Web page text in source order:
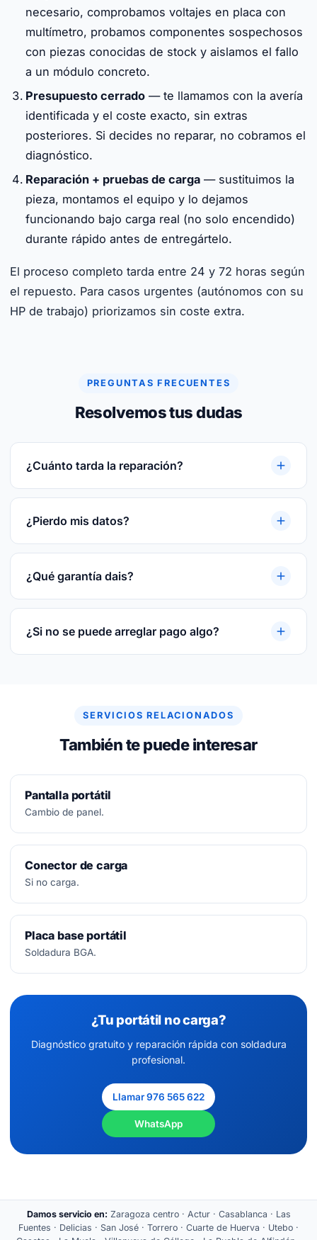
necesario, comprobamos voltajes en placa con
multímetro, probamos componentes sospechosos
con piezas conocidas de stock y aislamos el fallo
a un módulo concreto.
Presupuesto cerrado — te llamamos con la avería
identificada y el coste exacto, sin extras
posteriores. Si decides no reparar, no cobramos el
diagnóstico.
Reparación + pruebas de carga — sustituimos la
pieza, montamos el equipo y lo dejamos
funcionando bajo carga real (no solo encendido)
durante rápido antes de entregártelo.
El proceso completo tarda entre 24 y 72 horas según
el repuesto. Para casos urgentes (autónomos con su
HP de trabajo) priorizamos sin coste extra.
PREGUNTAS FRECUENTES
Resolvemos tus dudas
¿Cuánto tarda la reparación?
Reparaciones rápidas. Te damos plazo cerrado
tras el diagnóstico gratuito. Te damos plazo
¿Pierdo mis datos?
En la mayoría de las reparaciones, no. Si hay
riesgo te avisamos antes y hacemos backup
¿Qué garantía dais?
3 meses por escrito sobre la pieza reparada o
sustituida y sobre la mano de obra.
¿Si no se puede arreglar pago algo?
SERVICIOS RELACIONADOS
También te puede interesar
Pantalla portátil
Cambio de panel.
Conector de carga
Si no carga.
Placa base portátil
Soldadura BGA.
¿Tu portátil no carga?
Diagnóstico gratuito y reparación rápida con soldadura
profesional.
Llamar 976 565 622
WhatsApp
Damos servicio en: Zaragoza centro · Actur · Casablanca · Las
Fuentes · Delicias · San José · Torrero · Cuarte de Huerva · Utebo ·